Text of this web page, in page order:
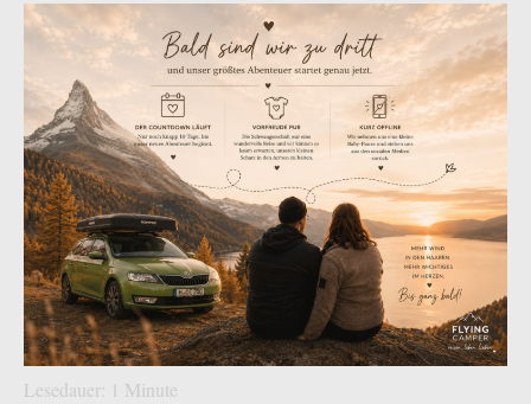
Lesedauer: 1 Minute